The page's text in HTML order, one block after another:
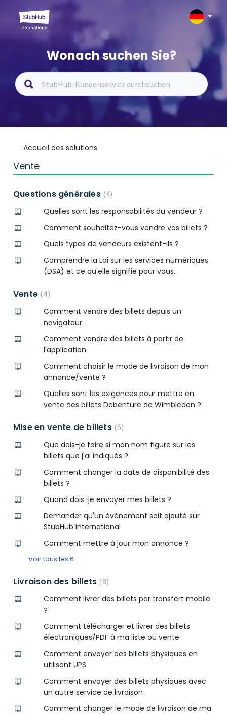
Wonach suchen Sie?
Accueil des solutions
Vente
Questions générales 4
Quelles sont les responsabilités du vendeur ?
Comment souhaitez-vous vendre vos billets ?
Quels types de vendeurs existent-ils ?
Comprendre la Loi sur les services numériques
(DSA) et ce qu'elle signifie pour vous.
Vente 4
Comment vendre des billets depuis un
navigateur
Comment vendre des billets à partir de
l'application
Comment choisir le mode de livraison de mon
annonce/vente ?
Quelles sont les exigences pour mettre en
vente des billets Debenture de Wimbledon ?
Mise en vente de billets 6
Que dois-je faire si mon nom figure sur les
billets que j'ai indiqués ?
Comment changer la date de disponibilité des
billets ?
Quand dois-je envoyer mes billets ?
Demander qu'un événement soit ajouté sur
StubHub International
Comment mettre à jour mon annonce ?
Voir tous les 6
Livraison des billets 8
Comment livrer des billets par transfert mobile
?
Comment télécharger et livrer des billets
électroniques/PDF à ma liste ou vente
Comment envoyer des billets physiques en
utilisant UPS
Comment envoyer des billets physiques avec
un autre service de livraison
Comment changer le mode de livraison de ma